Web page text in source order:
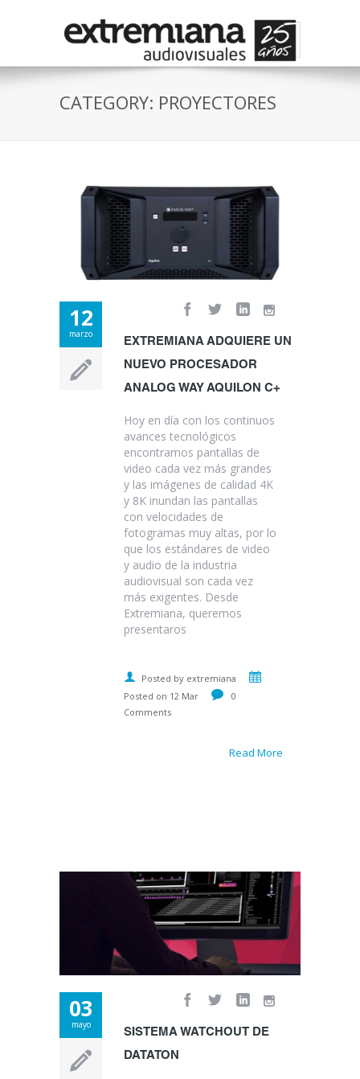
CATEGORY: PROYECTORES
12
marzo
EXTREMIANA ADQUIERE UN
NUEVO PROCESADOR
ANALOG WAY AQUILON C+
Hoy en día con los continuos
avances tecnológicos
encontramos pantallas de
video cada vez más grandes
y las imágenes de calidad 4K
y 8K inundan las pantallas
con velocidades de
fotogramas muy altas, por lo
que los estándares de video
y audio de la industria
audiovisual son cada vez
más exigentes. Desde
Extremiana, queremos
presentaros
Posted by extremiana
Posted on 12 Mar
0
Comments
Read More
03
mayo
SISTEMA WATCHOUT DE
DATATON